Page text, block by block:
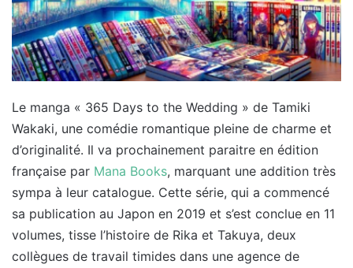
Le manga « 365 Days to the Wedding » de Tamiki
Wakaki, une comédie romantique pleine de charme et
d’originalité. Il va prochainement paraitre en édition
française par Mana Books, marquant une addition très
sympa à leur catalogue. Cette série, qui a commencé
sa publication au Japon en 2019 et s’est conclue en 11
volumes, tisse l’histoire de Rika et Takuya, deux
collègues de travail timides dans une agence de